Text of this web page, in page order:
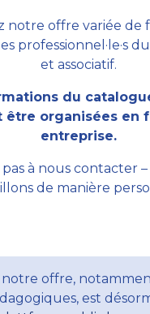
notre offre variée de
professionnel·le·s
et associatif.
du
être organisées en
entreprise.
pas à nous contacter
de manière
offre,
est